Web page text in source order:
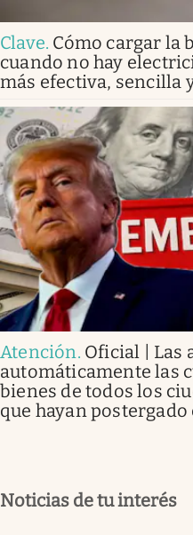
Clave. Cómo cargar la
cuando no hay
más efectiva, sencilla
Atención. Oficial | Las
automáticamente las
bienes de todos los
que hayan
Noticias de tu interés